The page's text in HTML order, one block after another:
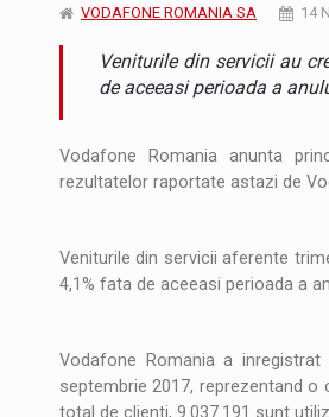
STIRI JAECOO 5 SHS-
STIRI Orange
VODAFONE ROMANIA SA 14
Veniturile din servicii au
de aceeasi perioada a
Vodafone Romania anunta
rezultatelor raportate astazi de
Veniturile din servicii aferente
4,1% fata de aceeasi perioada a
Vodafone Romania a
septembrie 2017, reprezentand o
total de clienti, 9.037.191 sunt